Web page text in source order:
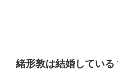
緒形敦は結婚してい